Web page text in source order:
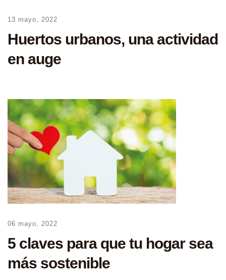
13 mayo, 2022
Huertos urbanos, una actividad
en auge
06 mayo, 2022
5 claves para que tu hogar sea
más sostenible